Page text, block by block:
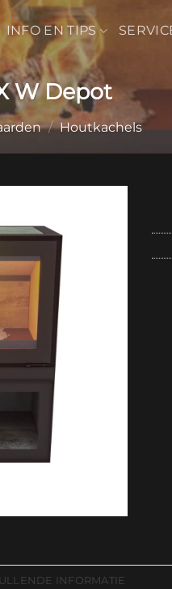
INFO EN TIPS
W Depot
/ Houtkachels
INFORMATIE